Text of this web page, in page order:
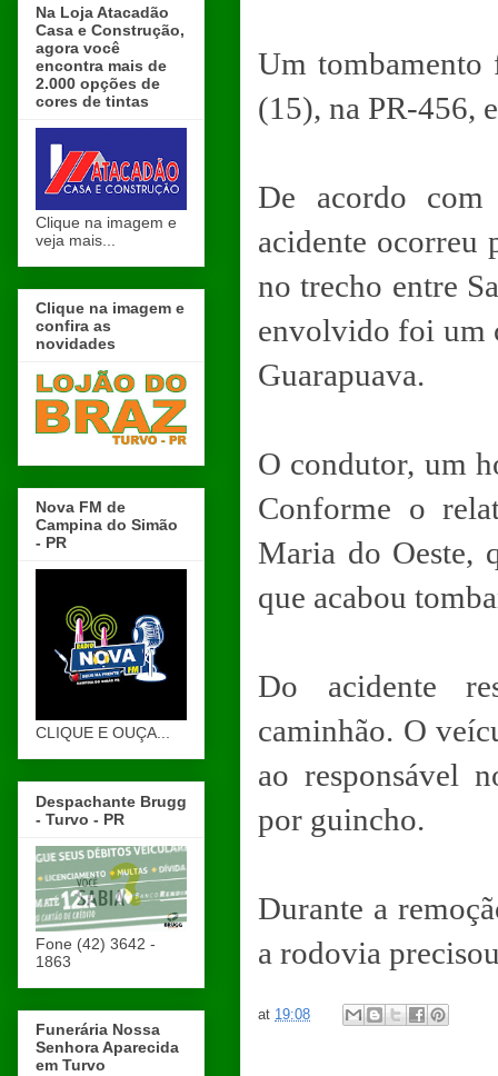
Um tombamento
(15), na PR-456,
De acordo com
acidente ocorreu
no trecho entre
envolvido foi um
Guarapuava.
O condutor, um
Conforme o
Maria do Oeste,
que acabou
Do acidente
caminhão. O
ao responsável
por guincho.
Durante a
a rodovia
at 19:08
Na Loja Atacadão
Casa e Construção,
agora você
encontra mais de
2.000 opções de
cores de tintas
Clique na imagem e
veja mais...
Clique na imagem e
confira as
novidades
Nova FM de
Campina do Simão
- PR
CLIQUE E OUÇA...
Despachante Brugg
- Turvo - PR
Fone (42) 3642 -
1863
Funerária Nossa
Senhora Aparecida
em Turvo